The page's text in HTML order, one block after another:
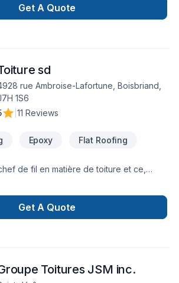
Get A Quote
sd
rue Ambroise-Lafortune, Boisbriand,
1S6
11 Reviews
Epoxy Flat Roofing
de fil en matière de toiture et ce,
et les toits plats en membrane
compte des employés minutieux
leurs cartes de compétence
Get A Quote
Toitures JSM inc.